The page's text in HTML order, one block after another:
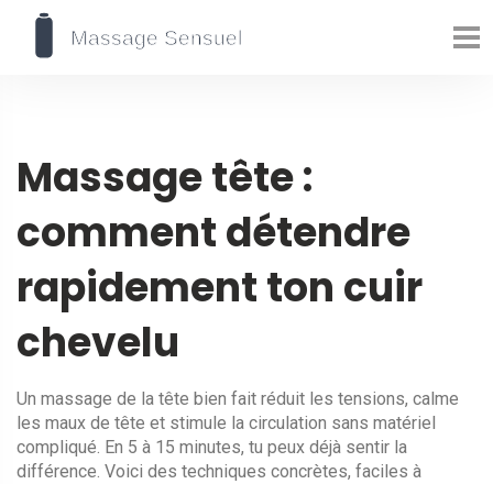
Massage tête :
comment détendre
rapidement ton cuir
chevelu
Un massage de la tête bien fait réduit les tensions, calme
les maux de tête et stimule la circulation sans matériel
compliqué. En 5 à 15 minutes, tu peux déjà sentir la
différence. Voici des techniques concrètes, faciles à